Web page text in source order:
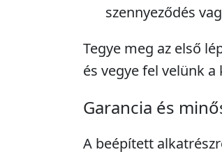
szennyeződés
Tegye meg az első
és vegye fel velünk
Garancia és
A beépített